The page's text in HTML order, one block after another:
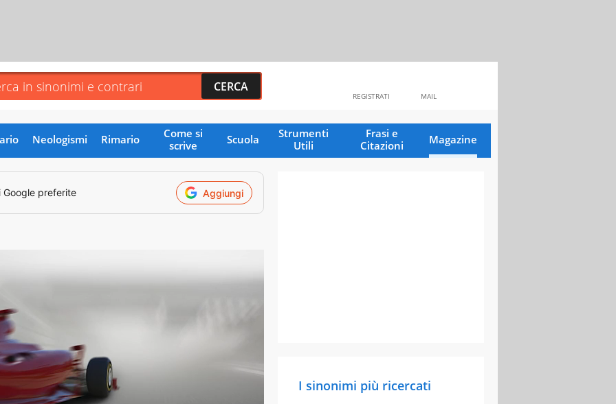
MAIL
REGISTRATI
Neologismi Rimario
Come si
scrive
Scuola
Strumenti
Utili
Frasi e
Citazioni
Magazine
Google preferite Aggiungi
I sinonimi più ricercati